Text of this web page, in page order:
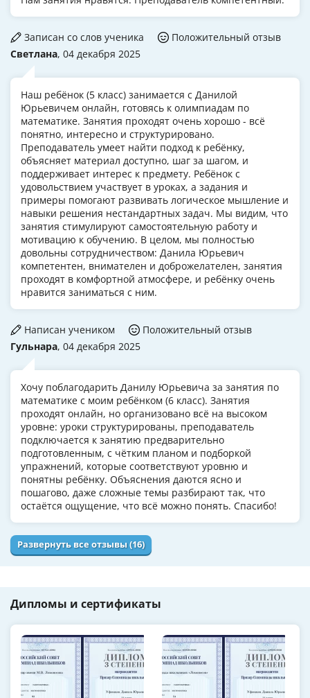
Светлана, 04 декабря 2025
Записан со слов ученика Положительный отзыв
Наш ребёнок (5 класс) занимается с Данилой
Юрьевичем онлайн, готовясь к олимпиадам по
математике. Занятия проходят очень хорошо - всё
понятно, интересно и структурировано.
Преподаватель умеет найти подход к ребёнку,
объясняет материал доступно, шаг за шагом, и
поддерживает интерес к предмету. Ребёнок с
удовольствием участвует в уроках, а задания и
примеры помогают развивать логическое мышление и
навыки решения нестандартных задач. Мы видим, что
занятия стимулируют самостоятельную работу и
мотивацию к обучению. В целом, мы полностью
довольны сотрудничеством: Данила Юрьевич
компетентен, внимателен и доброжелателен, занятия
проходят в комфортной атмосфере, и ребёнку очень
нравится заниматься с ним.
Гульнара, 04 декабря 2025
Написан учеником Положительный отзыв
Хочу поблагодарить Данилу Юрьевича за занятия по
математике с моим ребёнком (6 класс). Занятия
проходят онлайн, но организовано всё на высоком
уровне: уроки структурированы, преподаватель
подключается к занятию предварительно
подготовленным, с чётким планом и подборкой
упражнений, которые соответствуют уровню и
понятны ребёнку. Объяснения даются ясно и
пошагово, даже сложные темы разбирают так, что
остаётся ощущение, что всё можно понять. Спасибо!
Развернуть все отзывы (16)
Дипломы и сертификаты